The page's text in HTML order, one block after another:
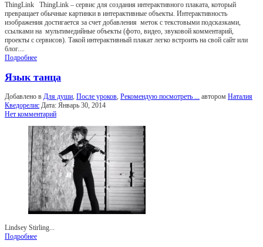
ThingLink ThingLink – сервис для создания интерактивного плаката, который
превращает обычные картинки в интерактивные объекты. Интерактивность
изображения достигается за счет добавления меток с текстовыми подсказками,
ссылками на мультимедийные объекты (фото, видео, звуковой комментарий,
проекты с сервисов). Такой интерактивный плакат легко встроить на свой сайт или
блог....
Подробнее
Язык танца
Добавлено в Для души, После уроков, Рекомендую посмотреть ... автором Наталия
Кведорелис Дата: Январь 30, 2014
Нет комментарий
Lindsey Stirling...
Подробнее